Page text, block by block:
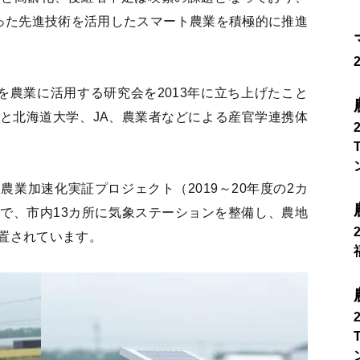
先進技術を活用したスマート農業を積極的に推進
農業に活用する研究会を2013年に立ち上げたこと
北海道大学、JA、農業者などによる産官学連携体
業加速化実証プロジェクト（2019～20年度の2カ
、市内13カ所に気象ステーションを整備し、農地
されています。